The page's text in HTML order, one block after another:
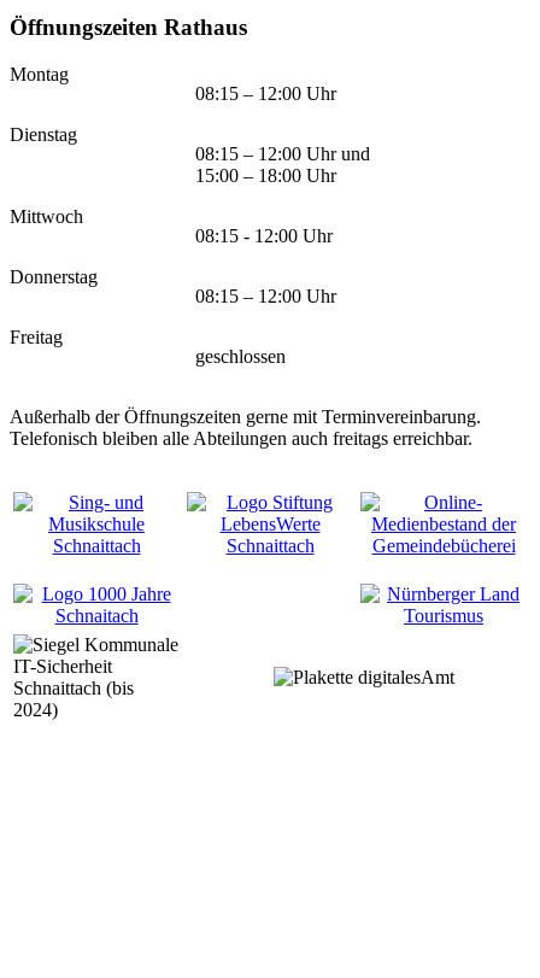
Öffnungszeiten Rathaus
Montag
08:15 – 12:00 Uhr
Dienstag
08:15 – 12:00 Uhr und
15:00 – 18:00 Uhr
Mittwoch
08:15 - 12:00 Uhr
Donnerstag
08:15 – 12:00 Uhr
Freitag
geschlossen
Außerhalb der Öffnungszeiten gerne mit Terminvereinbarung.
Telefonisch bleiben alle Abteilungen auch freitags erreichbar.